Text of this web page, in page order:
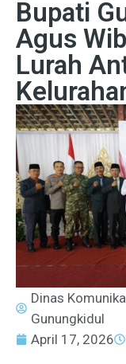
Bupati
Agus
Lurah
Dinas
Gunungkidul
April 17, 2026